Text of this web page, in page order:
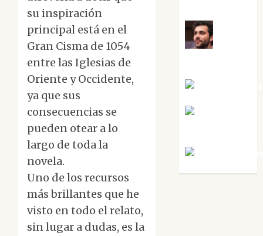
su inspiración
principal está en el
Gran Cisma de 1054
entre las Iglesias de
Oriente y Occidente,
ya que sus
consecuencias se
pueden otear a lo
largo de toda la
novela.
Uno de los recursos
más brillantes que he
visto en todo el relato,
sin lugar a dudas, es la